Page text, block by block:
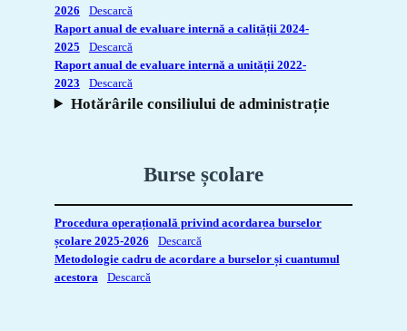
2026
Descarcă
Raport anual de evaluare internă a calității 2024-
2025
Descarcă
Raport anual de evaluare internă a unității 2022-
2023
Descarcă
Hotărârile consiliului de administrație
Burse școlare
Procedura operațională privind acordarea burselor
școlare 2025-2026
Descarcă
Metodologie cadru de acordare a burselor și cuantumul
acestora
Descarcă